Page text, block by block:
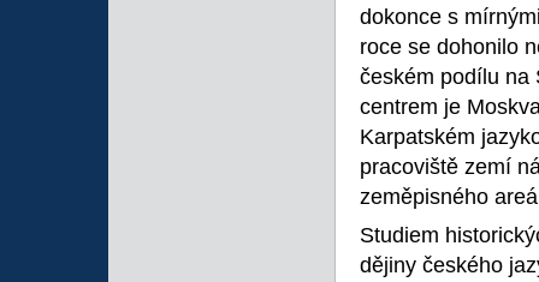
dokonce s
roce se dohonilo
českém podílu na
centrem je
Karpatském
pracoviště zemí
zeměpisného
Studiem
dějiny českého